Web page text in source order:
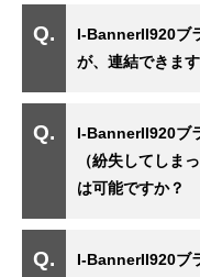
I-BannerII920ブ
が、連結できま
I-BannerII920ブ
（紛失してしま
は可能ですか？
I-BannerII920ブ